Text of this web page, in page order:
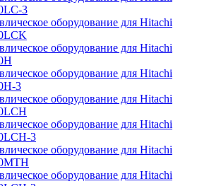
3
оборудование для Hitachi
оборудование для Hitachi
оборудование для Hitachi
3
оборудование для Hitachi
оборудование для Hitachi
3
оборудование для Hitachi
оборудование для Hitachi